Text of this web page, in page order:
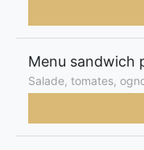
Menu sandwich
Salade, tomates,